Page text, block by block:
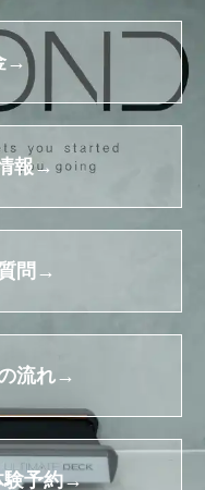
→
報→
問→
流れ→
験予約→